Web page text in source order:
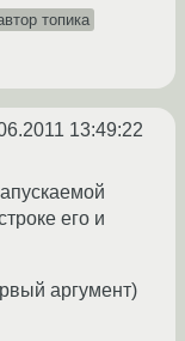
топика
13:49:22
его и
аргумент)